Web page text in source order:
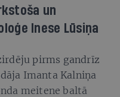
un
Inese Lūsiņa
pirms gandrīz
Imanta Kalniņa
meitene baltā